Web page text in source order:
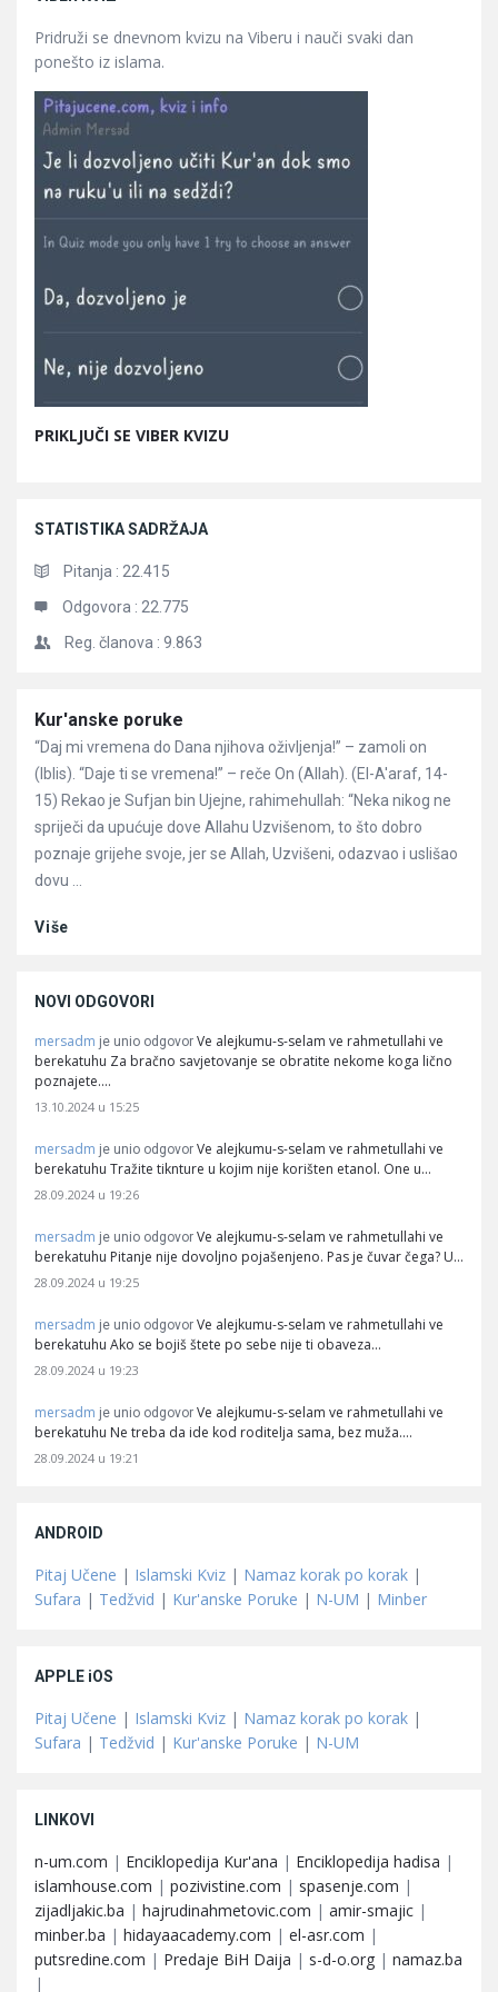
Pridruži se dnevnom kvizu na Viberu i nauči svaki dan
ponešto iz islama.
PRIKLJUČI SE VIBER KVIZU
STATISTIKA SADRŽAJA
Pitanja : 22.415
Odgovora : 22.775
Reg. članova : 9.863
Članci
Kur'anske poruke
“Daj mi vremena do Dana njihova oživljenja!” – zamoli on
(Iblis). “Daje ti se vremena!” – reče On (Allah). (El-A'araf, 14-
15) Rekao je Sufjan bin Ujejne, rahimehullah: “Neka nikog ne
spriječi da upućuje dove Allahu Uzvišenom, to što dobro
poznaje grijehe svoje, jer se Allah, Uzvišeni, odazvao i uslišao
dovu ...
Više
NOVI ODGOVORI
mersadm je unio odgovor Ve alejkumu-s-selam ve rahmetullahi ve
berekatuhu Za bračno savjetovanje se obratite nekome koga lično
poznajete.…
13.10.2024 u 15:25
mersadm je unio odgovor Ve alejkumu-s-selam ve rahmetullahi ve
berekatuhu Tražite tiknture u kojim nije korišten etanol. One u…
28.09.2024 u 19:26
mersadm je unio odgovor Ve alejkumu-s-selam ve rahmetullahi ve
berekatuhu Pitanje nije dovoljno pojašenjeno. Pas je čuvar čega? U…
28.09.2024 u 19:25
mersadm je unio odgovor Ve alejkumu-s-selam ve rahmetullahi ve
berekatuhu Ako se bojiš štete po sebe nije ti obaveza…
28.09.2024 u 19:23
mersadm je unio odgovor Ve alejkumu-s-selam ve rahmetullahi ve
berekatuhu Ne treba da ide kod roditelja sama, bez muža.…
28.09.2024 u 19:21
ANDROID
Pitaj Učene | Islamski Kviz | Namaz korak po korak |
Sufara | Tedžvid | Kur'anske Poruke | N-UM | Minber
APPLE iOS
Pitaj Učene | Islamski Kviz | Namaz korak po korak |
Sufara | Tedžvid | Kur'anske Poruke | N-UM
LINKOVI
n-um.com | Enciklopedija Kur'ana | Enciklopedija hadisa |
islamhouse.com | pozivistine.com | spasenje.com |
zijadljakic.ba | hajrudinahmetovic.com | amir-smajic |
minber.ba | hidayaacademy.com | el-asr.com |
putsredine.com | Predaje BiH Daija | s-d-o.org | namaz.ba
|